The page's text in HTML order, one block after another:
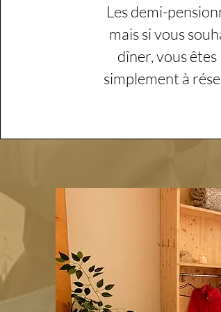
Les demi-
mais si vous
dîner, vous
simplement à